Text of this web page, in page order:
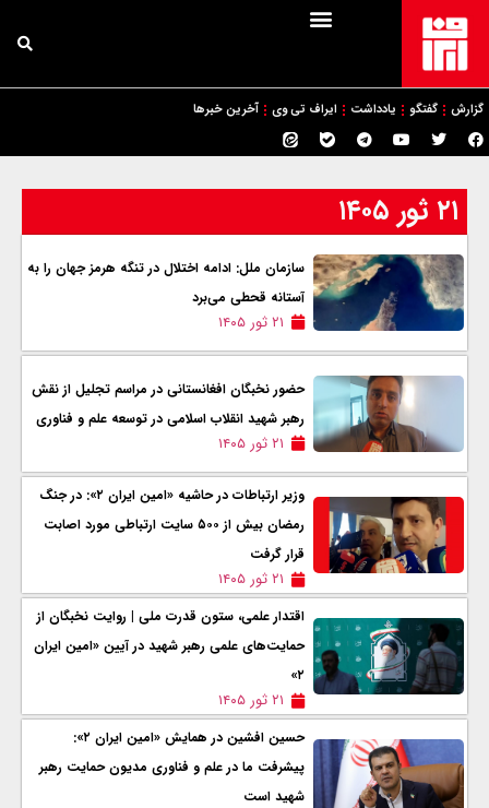
گزارش گفتگو یادداشت ایراف تی وی آخرین خبرها
۲۱ ثور ۱۴۰۵
سازمان ملل: ادامه اختلال در تنگه هرمز جهان را به
آستانه قحطی می‌برد
۲۱ ثور ۱۴۰۵
حضور نخبگان افغانستانی در مراسم تجلیل از نقش
رهبر شهید انقلاب اسلامی در توسعه علم و فناوری
۲۱ ثور ۱۴۰۵
وزیر ارتباطات در حاشیه «امین ایران ۲»: در جنگ
رمضان بیش از ۵۰۰ سایت ارتباطی مورد اصابت
قرار گرفت
۲۱ ثور ۱۴۰۵
اقتدار علمی، ستون قدرت ملی | روایت نخبگان از
حمایت‌های علمی رهبر شهید در آیین «امین ایران
۲»
۲۱ ثور ۱۴۰۵
حسین افشین در همایش «امین ایران ۲»:
پیشرفت ما در علم و فناوری مدیون حمایت رهبر
شهید است